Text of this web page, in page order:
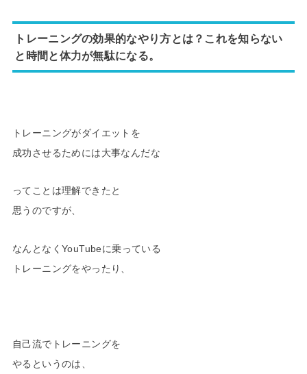
トレーニングの効果的なやり方とは？これを知らない
と時間と体力が無駄になる。
トレーニングがダイエットを
成功させるためには大事なんだな
ってことは理解できたと
思うのですが、
なんとなくYouTubeに乗っている
トレーニングをやったり、
自己流でトレーニングを
やるというのは、